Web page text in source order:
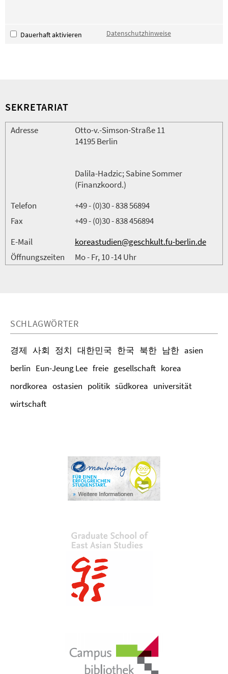
Dauerhaft aktivieren Datenschutzhinweise
SEKRETARIAT
Adresse
Otto-v.-Simson-Straße 11
14195 Berlin
Dalila-Hadzic; Sabine Sommer
(Finanzkoord.)
Telefon
+49 - (0)30 - 838 56894
Fax
+49 - (0)30 - 838 456894
E-Mail
koreastudien@geschkult.fu-berlin.de
Öffnungszeiten
Mo - Fr, 10 -14 Uhr
SCHLAGWÖRTER
경제 사회 정치 대한민국 한국 북한 남한 asien
berlin Eun-Jeung Lee freie gesellschaft korea
nordkorea ostasien politik südkorea universität
wirtschaft